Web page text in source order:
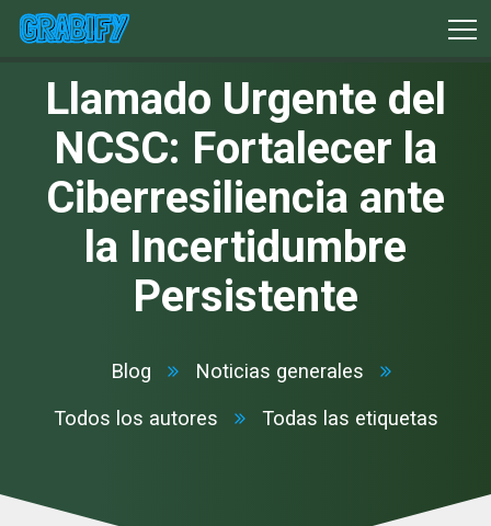
Llamado Urgente del
NCSC: Fortalecer la
Ciberresiliencia ante
la Incertidumbre
Persistente
Blog Noticias generales
Todos los autores Todas las etiquetas